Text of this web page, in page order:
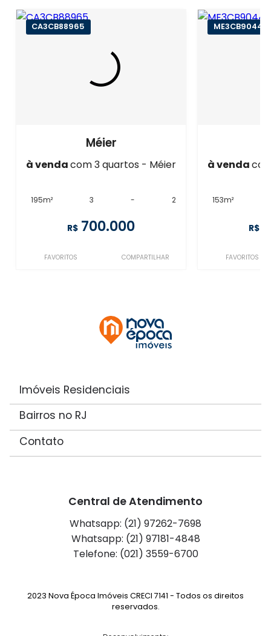
CA3CB88965
Méier
à vendacom 3 quartos - Méier
195m² 3 - 2
R$ 700.000
FAVORITOS COMPARTILHAR
ME3CB90442
à venda
153m²
R$
FAVORITOS
Imóveis Residenciais
Bairros no RJ
Contato
Central de Atendimento
Whatsapp: (21) 97262-7698
Whatsapp: (21) 97181-4848
Telefone: (021) 3559-6700
2023 Nova Época Imóveis CRECI 7141 - Todos os direitos
reservados.